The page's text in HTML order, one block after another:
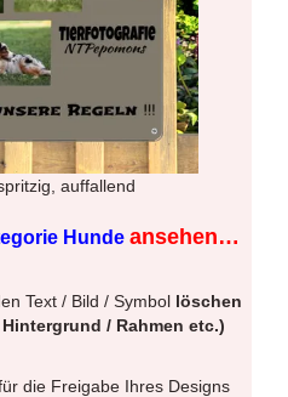
auffallend
Hunde ansehen…
Text / Bild / Symbol löschen
/ Rahmen etc.)
die Freigabe Ihres Designs